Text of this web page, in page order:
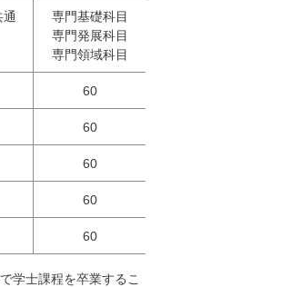
通
専門基礎科目
専門発展科目
専門領域科目
60
60
60
60
60
学士課程を卒業するこ